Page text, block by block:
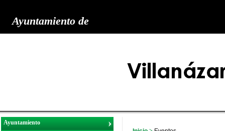
Ayuntamiento de
Ayuntamiento